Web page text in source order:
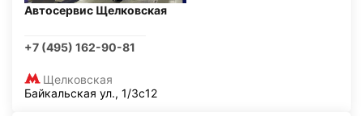
Автосервис Щелковская
+7 (495) 162-90-81
Щелковская
Байкальская ул., 1/3с12